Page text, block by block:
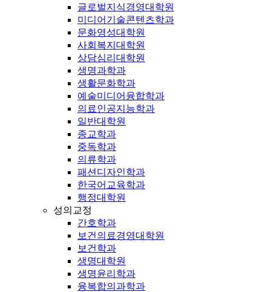
글로벌지식경영대학원
미디어기술콘텐츠학과
문화영성대학원
사회복지대학원
상담심리대학원
생명과학과
생활문화학과
예술미디어융합학과
의료인공지능학과
일반대학원
종교학과
중독학과
의류학과
패션디자인학과
한국어교육학과
행정대학원
성의교정
간호학과
보건의료경영대학원
보건학과
생명대학원
생명윤리학과
융복합의과학과